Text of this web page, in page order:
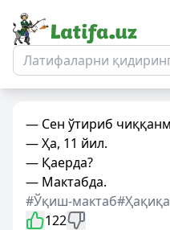
— Сен ўтириб
— Ҳа, 11 йил.
— Қаерда?
— Мактабда.
#Ўқиш-мактаб
122